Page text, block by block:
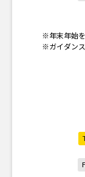
※年末年始
※ガイダンス